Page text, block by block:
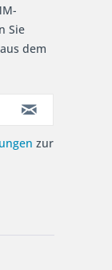
Sie
dem
zur